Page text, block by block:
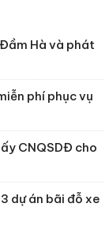
Hà và phát
phí phục vụ
CNQSDĐ cho
dự án bãi đỗ xe